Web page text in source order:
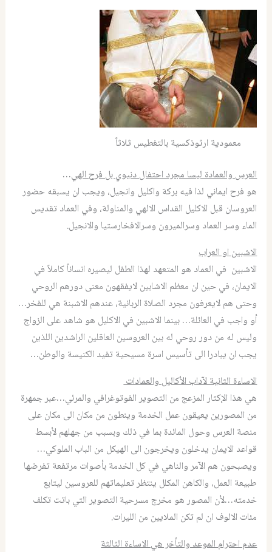
معمودية ارثوذكسية بالتغطيس ثلاثاً
العرس والعمادة ليسا مجرد احتفال دنيوي بل فرح الهي…
هو فرح ايماني لذا فيه بركة واكليل وانجيل، ويجب ان يسبقه حضور
العروسان قبل الاكليل القداس الالهي والمناولة، وفي العماد تقديس
الماء وسر العماد وسرالميرون وسرالافخارستيا والانجيل.
الاشبين او العراب
الاشبين في العماد هو المتعهد لهذا الطفل ليصيره انساناً كاملاً في
الايمان، في حين ان معظم الاشابين لايفقهون معنى دورهم الروحي
وحتى هم لايعرفون مجرد الصلاة الربانية، عندهم الاشبنة هي للفخر…
أو واجب في العائلة… بينما الاشبين في الاكليل هو شاهد على الزواج
وليس له من دور روحي له بين العروسين العاقلين الراشدين اللذين
يجب ان يبادرا الى تأسيس اسرة مسيحية تفيد الكنيسة والوطن…
الاساءة الثانية لآداب الأكاليل والعمادات
هي هذا الإكثار المزعج من التصوير الفوتوغرافي والمرئي…عبر جمهرة
من المصورين يعيقون عمل الخدمة وينطون من مكان الى مكان على
منصة العرس وحول المائدة بما في ذلك وبسبب من جهلهم لأبسط
قواعد الايمان يدخلون ويخرجون الى الهيكل من الباب الملوكي…
ويصبحون هم الآمر والناهي في كل الخدمة بأصوات مرتفعة تفرضها
طبيعة العمل، والكاهن المكلل ينتظر تعليماتهم للعروسين ليتابع
خدمته…لأن المصور هو مخرج مسرحية التصوير التي باتت تكلف
مئات الالوف ان لم تكن الملايين من الليرات.
عدم احترام الموعد والتأخر هي الاساءة الثالثة